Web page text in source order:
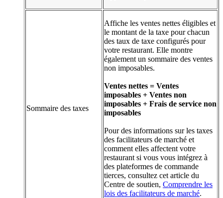
Sommaire des taxes
Affiche les ventes nettes éligibles et
le montant de la taxe pour chacun
des taux de taxe configurés pour
votre restaurant. Elle montre
également un sommaire des ventes
non imposables.
Ventes nettes = Ventes
imposables + Ventes non
imposables + Frais de service non
imposables
Pour des informations sur les taxes
des facilitateurs de marché et
comment elles affectent votre
restaurant si vous vous intégrez à
des plateformes de commande
tierces, consultez cet article du
Centre de soutien, Comprendre les
lois des facilitateurs de marché.